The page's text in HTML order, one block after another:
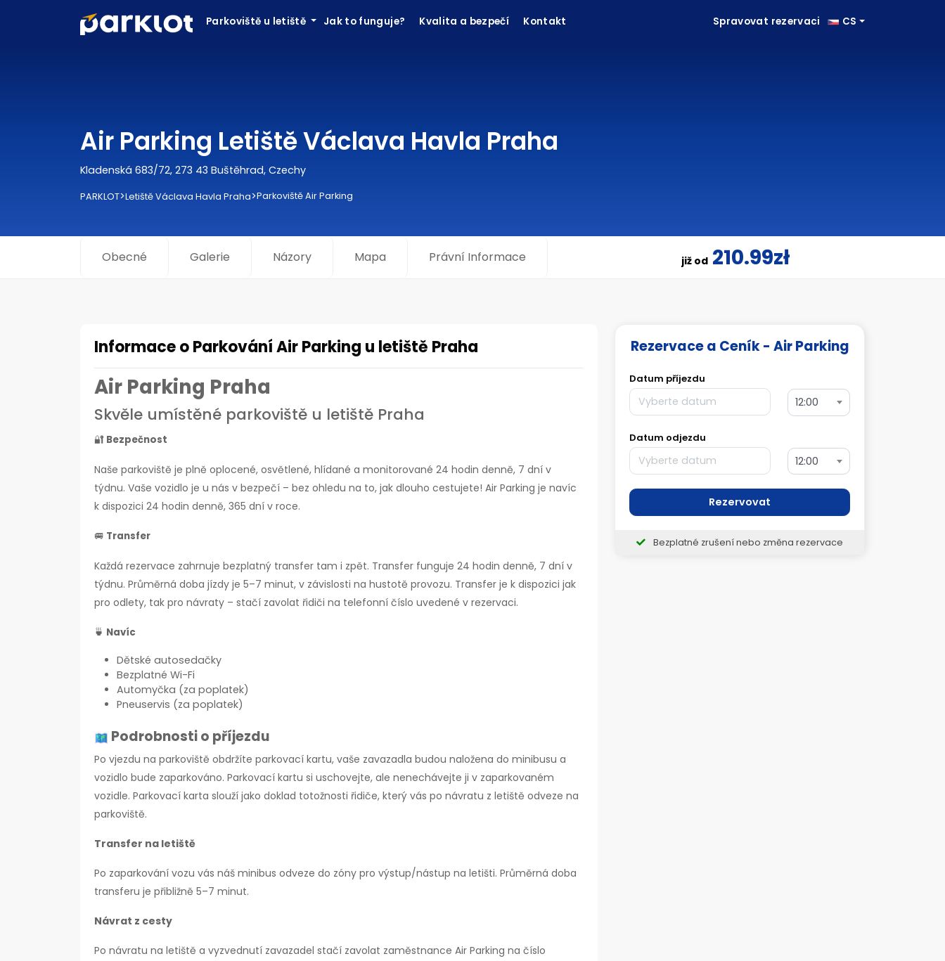
Parkoviště u letiště Jak to funguje? Kvalita a bezpečí Kontakt Spravovat rezervaci CS
Air Parking Letiště Václava Havla Praha
Kladenská 683/72, 273 43 Buštěhrad, Czechy
PARKLOT>Letiště Václava Havla Praha>Parkoviště Air Parking
Obecné Galerie Názory Mapa Právní Informace již od 210.99zł
Informace o Parkování Air Parking u letiště Praha
Air Parking Praha
Skvěle umístěné parkoviště u letiště Praha
🔐 Bezpečnost
Naše parkoviště je plně oplocené, osvětlené, hlídané a monitorované 24 hodin denně, 7 dní v
týdnu. Vaše vozidlo je u nás v bezpečí – bez ohledu na to, jak dlouho cestujete! Air Parking je navíc
k dispozici 24 hodin denně, 365 dní v roce.
🚐 Transfer
Každá rezervace zahrnuje bezplatný transfer tam i zpět. Transfer funguje 24 hodin denně, 7 dní v
týdnu. Průměrná doba jízdy je 5–7 minut, v závislosti na hustotě provozu. Transfer je k dispozici jak
pro odlety, tak pro návraty – stačí zavolat řidiči na telefonní číslo uvedené v rezervaci.
🍵 Navíc
Dětské autosedačky
Bezplatné Wi-Fi
Automyčka (za poplatek)
Pneuservis (za poplatek)
Podrobnosti o příjezdu
Po vjezdu na parkoviště obdržíte parkovací kartu, vaše zavazadla budou naložena do minibusu a
vozidlo bude zaparkováno. Parkovací kartu si uschovejte, ale nenechávejte ji v zaparkovaném
vozidle. Parkovací karta slouží jako doklad totožnosti řidiče, který vás po návratu z letiště odveze na
parkoviště.
Transfer na letiště
Po zaparkování vozu vás náš minibus odveze do zóny pro výstup/nástup na letišti. Průměrná doba
transferu je přibližně 5–7 minut.
Návrat z cesty
Po návratu na letiště a vyzvednutí zavazadel stačí zavolat zaměstnance Air Parking na číslo
Rezervace a Ceník - Air Parking
Datum příjezdu
12:00
Datum odjezdu
12:00
Rezervovat
Bezplatné zrušení nebo změna rezervace